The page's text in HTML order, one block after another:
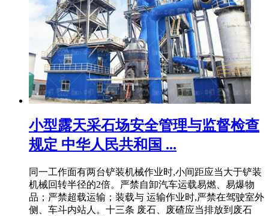
小型露天采石场安全管理与监督检查
规定 中华人民共和国 ...
同一工作面有两台铲装机械作业时,小间距应当大于铲装
机械回转半径的2倍。严禁自卸汽车运载易燃、易爆物
品；严禁超载运输；装载与 运输作业时,严禁在驾驶室外
侧、车斗内站人。十三条 废石、废碴应当排放到废石